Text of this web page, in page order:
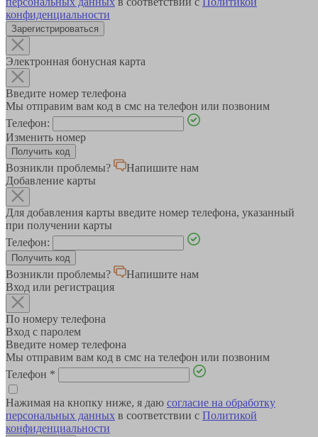
конфиденциальности
Зарегистрироваться
Электронная бонусная карта
Введите номер телефона
Мы отправим вам код в смс на телефон или позвоним
Телефон:
Изменить номер
Возникли проблемы?
Напишите нам
Добавление карты
Для добавления карты введите номер телефона, указанный
при получении карты
Телефон:
Возникли проблемы?
Напишите нам
Вход или регистрация
По номеру телефона
Вход с паролем
Введите номер телефона
Мы отправим вам код в смс на телефон или позвоним
Телефон *
Нажимая на кнопку ниже, я даю согласие на обработку
персональных данных в соответствии с Политикой
конфиденциальности